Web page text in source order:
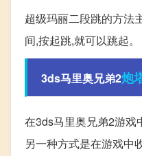
超级玛丽二段跳的方法
间,按起跳,就可以跳起。
3ds马里奥兄弟2炮
在3ds马里奥兄弟2游戏
另一种方式是在游戏中